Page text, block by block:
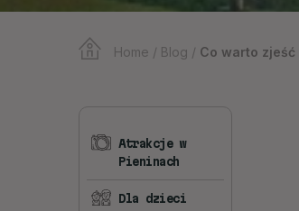
Home / Blog / Co warto
Atrakcje w
Pieninach
Dla dzieci